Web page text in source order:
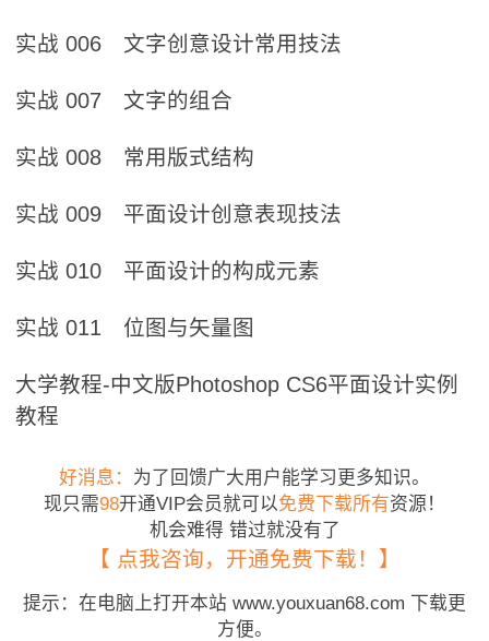
实战 006 文字创意设计常用技法
实战 007 文字的组合
实战 008 常用版式结构
实战 009 平面设计创意表现技法
实战 010 平面设计的构成元素
实战 011 位图与矢量图
大学教程-中文版Photoshop CS6平面设计实例
教程
好消息： 为了回馈广大用户能学习更多知识。
现只需98开通VIP会员就可以免费下载所有资源！
机会难得 错过就没有了
【 点我咨询，开通免费下载！】
提示：在电脑上打开本站 www.youxuan68.com 下载更
方便。